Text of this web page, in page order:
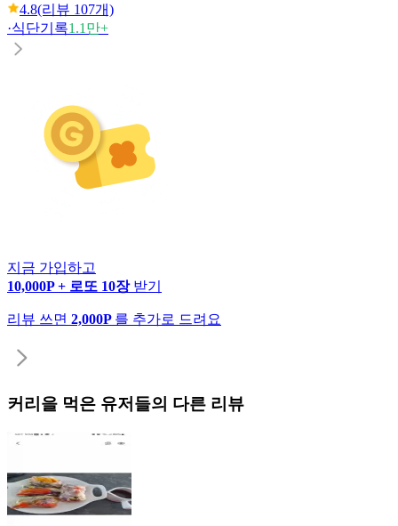
4.8(리뷰 107개)
·식단기록1.1만+
지금 가입하고
10,000P + 로또 10장 받기
리뷰 쓰면 2,000P 를 추가로 드려요
커리 을 먹은 유저들의 다른 리뷰